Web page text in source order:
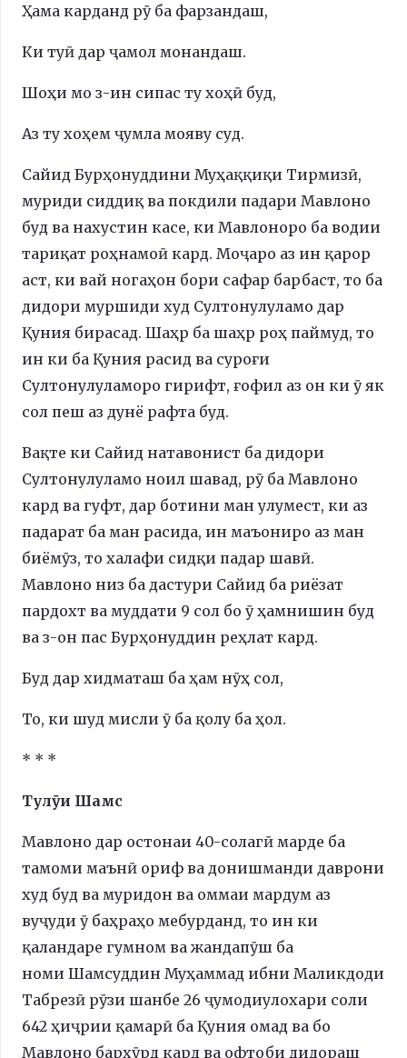
Ҳама карданд рӯ ба фарзандаш,
Ки туӣ дар ҷамол монандаш.
Шоҳи мо з-ин сипас ту хоҳӣ буд,
Аз ту хоҳем ҷумла мояву суд.
Сайид Бурҳонуддини Муҳаққиқи Тирмизӣ,
муриди сиддиқ ва покдили падари Мавлоно
буд ва нахустин касе, ки Мавлоноро ба водии
тариқат роҳнамоӣ кард. Моҷаро аз ин қарор
аст, ки вай ногаҳон бори сафар барбаст, то ба
дидори муршиди худ Султонулуламо дар
Қуния бирасад. Шаҳр ба шаҳр роҳ паймуд, то
ин ки ба Қуния расид ва суроғи
Султонулуламоро гирифт, ғофил аз он ки ӯ як
сол пеш аз дунё рафта буд.
Вақте ки Сайид натавонист ба дидори
Султонулуламо ноил шавад, рӯ ба Мавлоно
кард ва гуфт, дар ботини ман улумест, ки аз
падарат ба ман расида, ин маъониро аз ман
биёмӯз, то халафи сидқи падар шавӣ.
Мавлоно низ ба дастури Сайид ба риёзат
пардохт ва муддати 9 сол бо ӯ ҳамнишин буд
ва з-он пас Бурҳонуддин реҳлат кард.
Буд дар хидматаш ба ҳам нӯҳ сол,
То, ки шуд мисли ӯ ба қолу ба ҳол.
* * *
Тулӯи Шамс
Мавлоно дар остонаи 40-солагӣ марде ба
тамоми маънӣ ориф ва донишманди даврони
худ буд ва муридон ва оммаи мардум аз
вуҷуди ӯ баҳраҳо мебурданд, то ин ки
қаландаре гумном ва жандапӯш ба
номи Шамсуддин Муҳаммад ибни Маликдоди
Табрезӣ рӯзи шанбе 26 ҷумодиулохари соли
642 ҳиҷрии қамарӣ ба Қуния омад ва бо
Мавлоно бархӯрд кард ва офтоби дидораш